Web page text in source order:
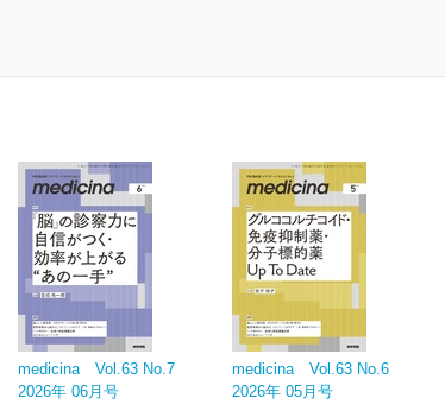
medicina Vol.63 No.7
2026年 06月号
medicina Vol.63 No.6
2026年 05月号